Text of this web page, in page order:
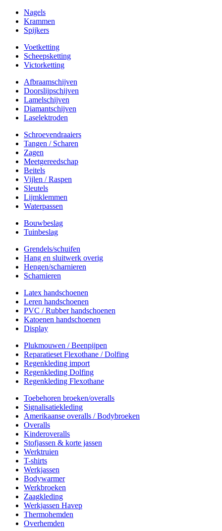
Nagels
Krammen
Spijkers
Voetketting
Scheepsketting
Victorketting
Afbraamschijven
Doorslijpschijven
Lamelschijven
Diamantschijven
Laselektroden
Schroevendraaiers
Tangen / Scharen
Zagen
Meetgereedschap
Beitels
Vijlen / Raspen
Sleutels
Lijmklemmen
Waterpassen
Bouwbeslag
Tuinbeslag
Grendels/schuifen
Hang en sluitwerk overig
Hengen/scharnieren
Scharnieren
Latex handschoenen
Leren handschoenen
PVC / Rubber handschoenen
Katoenen handschoenen
Display
Plukmouwen / Beenpijpen
Reparatieset Flexothane / Dolfing
Regenkleding import
Regenkleding Dolfing
Regenkleding Flexothane
Toebehoren broeken/overalls
Signalisatiekleding
Amerikaanse overalls / Bodybroeken
Overalls
Kinderoveralls
Stofjassen & korte jassen
Werktruien
T-shirts
Werkjassen
Bodywarmer
Werkbroeken
Zaagkleding
Werkjassen Havep
Thermohemden
Overhemden